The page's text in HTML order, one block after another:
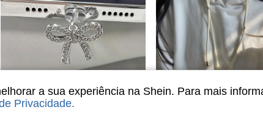
a sua experiência na Shein. Para mais
Privacidade.